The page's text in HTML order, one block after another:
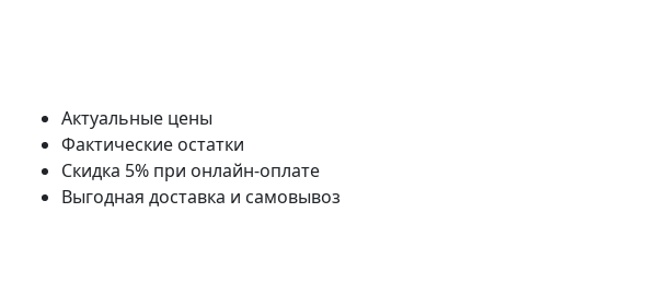
Актуальные цены
Фактические остатки
Скидка 5% при онлайн-оплате
Выгодная доставка и самовывоз